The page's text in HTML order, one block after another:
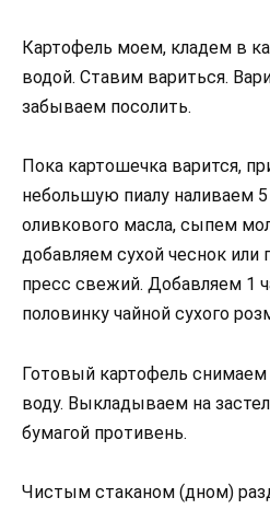
Картофель моем, кладем в
водой. Ставим вариться.
забываем посолить.
Пока картошечка варится,
небольшую пиалу наливаем
оливкового масла, сыпем
добавляем сухой чеснок или
пресс свежий. Добавляем 1
половинку чайной сухого
Готовый картофель
воду. Выкладываем на
бумагой противень.
Чистым стаканом (дном)